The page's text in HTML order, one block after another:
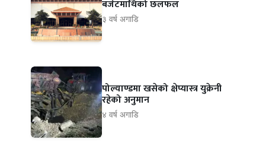
बजेटमाथिको छलफल
३ वर्ष अगाडि
पोल्याण्डमा खसेको क्षेप्यास्त्र युक्रेनी
रहेको अनुमान
४ वर्ष अगाडि